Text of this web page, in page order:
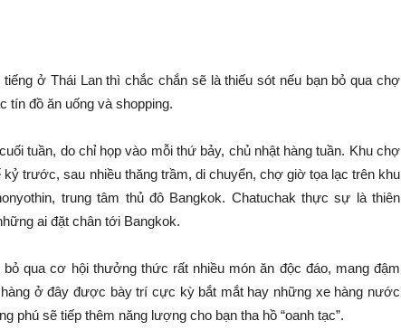
ở Thái Lan thì chắc chắn sẽ là thiếu sót nếu bạn bỏ qua chợ
tín đồ ăn uống và shopping.
tuần, do chỉ họp vào mỗi thứ bảy, chủ nhật hàng tuần. Khu chợ
trước, sau nhiều thăng trầm, di chuyển, chợ giờ tọa lạc trên khu
trung tâm thủ đô Bangkok. Chatuchak thực sự là thiên
ai đặt chân tới Bangkok.
qua cơ hội thưởng thức rất nhiều món ăn độc đáo, mang đậm
ở đây được bày trí cực kỳ bắt mắt hay những xe hàng nước
phú sẽ tiếp thêm năng lượng cho bạn tha hồ “oanh tạc”.